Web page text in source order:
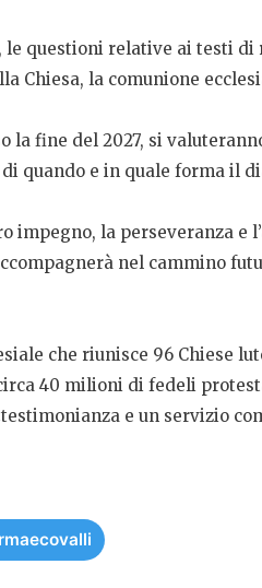
le questioni relative ai testi
Chiesa, la comunione
fine del 2027, si
quando e in quale forma il
impegno, la perseveranza e
nel cammino
che riunisce 96 Chiese
40 milioni di fedeli
e un servizio